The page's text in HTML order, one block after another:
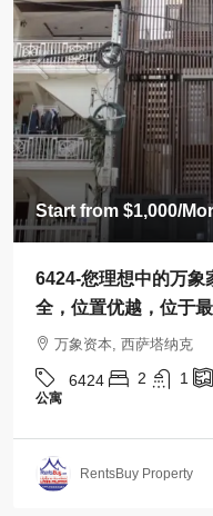
Start from $1,000/
6424-您理想中的万
全，位置优越，位于
万象资本, 西萨塔纳克
6424 2 1
公寓
RentsBuy Property